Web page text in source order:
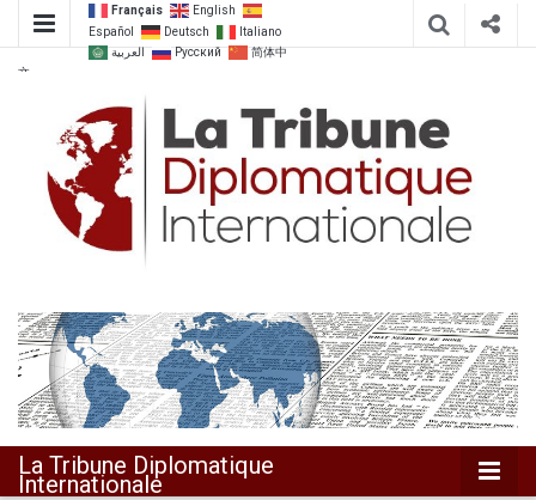
Français
English
Español
Deutsch
Italiano
العربية
Русский
简体中
文
La Tribune
Diplomatique
Internationale
La Tribune Diplomatique
Internationale